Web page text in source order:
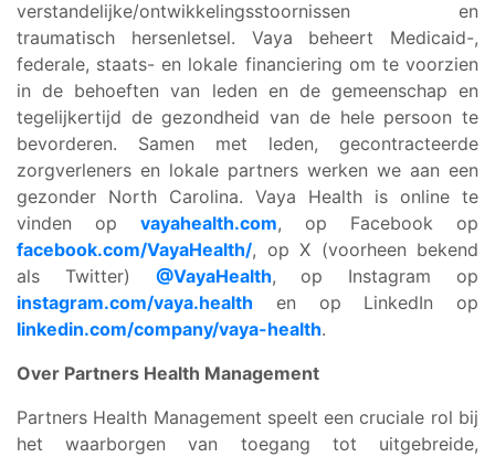
verstandelijke/ontwikkelingsstoornissen en
traumatisch hersenletsel. Vaya beheert Medicaid-,
federale, staats- en lokale financiering om te voorzien
in de behoeften van leden en de gemeenschap en
tegelijkertijd de gezondheid van de hele persoon te
bevorderen. Samen met leden, gecontracteerde
zorgverleners en lokale partners werken we aan een
gezonder North Carolina. Vaya Health is online te
vinden op vayahealth.com, op Facebook op
facebook.com/VayaHealth/, op X (voorheen bekend
als Twitter) @VayaHealth, op Instagram op
instagram.com/vaya.health en op LinkedIn op
linkedin.com/company/vaya-health.
Over Partners Health Management
Partners Health Management speelt een cruciale rol bij
het waarborgen van toegang tot uitgebreide,